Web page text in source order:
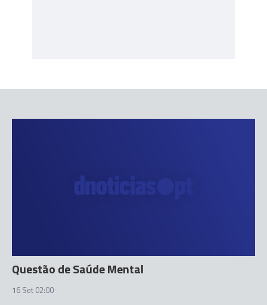
Questão de Saúde Mental
16 Set 02:00